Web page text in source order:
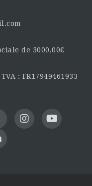
de 3000,00€
: FR17949461933